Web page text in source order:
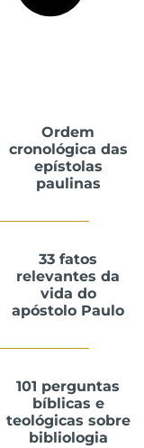
Ordem
cronológica das
epístolas
paulinas
33 fatos
relevantes da
vida do
apóstolo Paulo
101 perguntas
bíblicas e
teológicas sobre
bibliologia